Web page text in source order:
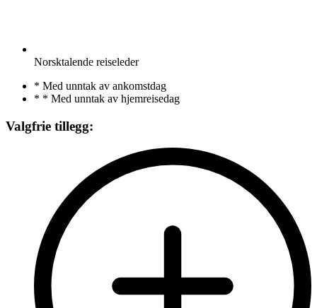
Norsktalende reiseleder
* Med unntak av ankomstdag
* * Med unntak av hjemreisedag
Valgfrie tillegg: